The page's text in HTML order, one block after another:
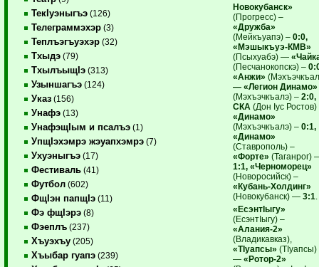
ТекIуэныгъэ (126)
Телеграммэхэр (3)
Теплъэгъуэхэр (32)
Тхыдэ (79)
ТхылъыщIэ (313)
Узыншагъэ (124)
Указ (156)
Унафэ (13)
УнафэщIым и псалъэ (1)
УпщIэхэмрэ жэуапхэмрэ (7)
Ухуэныгъэ (17)
Фестиваль (41)
Футбол (602)
ФщIэн папщIэ (11)
Фэ фщIэрэ (8)
Фэеплъ (237)
Хъуэхъу (205)
Хъыбар гуапэ (239)
Новокубанск»
(Прогресс) –
«Дружба»
(Мейкъуапэ) –0:0,
«Мэшыкъуэ-КМВ»
(Псыхуабэ) —
(Песчанокопскэ) –
«Анжи»
— «Легион Динамо»
(Мэхъэчкъалэ) –2:0,
СКА (Дон Iус Ростов)
«Динамо»
(Мэхъэчкъалэ) –0:1,
«Динамо»
(Ставрополь) –
«Форте» (Таганрог)
1:1, «Черноморец»
(Новоросийск) –
«Кубань-Холдинг»
(Новокубанск) —3:1
«ЕсэнтIыгу»
(ЕсэнтIыгу) –
«Алания-2»
(Владикавказ),
«ТIуапсы» (ТIуапсы)
—«Ротор-2»